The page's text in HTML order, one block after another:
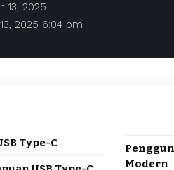
2025 6:04 pm
13, 2025
Type-C
Modern